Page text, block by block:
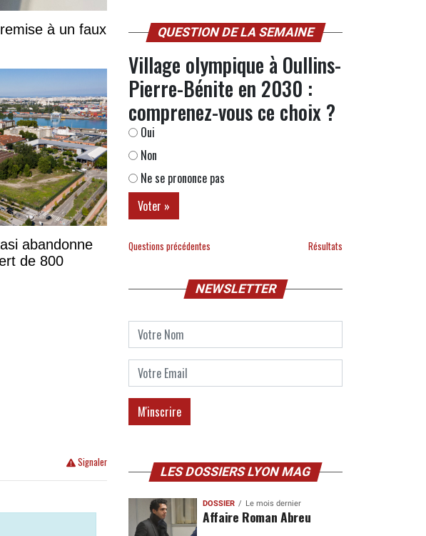
à un faux
abandonne
de 800
Signaler
QUESTION DE LA SEMAINE
Village olympique à Oullins-
Pierre-Bénite en 2030 :
comprenez-vous ce choix ?
Oui
Non
Ne se prononce pas
Questions précédentes Résultats
NEWSLETTER
LES DOSSIERS LYON MAG
DOSSIER Le mois dernier
Affaire Roman Abreu